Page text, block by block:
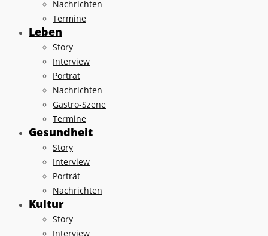
Nachrichten
Termine
Leben
Story
Interview
Porträt
Nachrichten
Gastro-Szene
Termine
Gesundheit
Story
Interview
Porträt
Nachrichten
Kultur
Story
Interview